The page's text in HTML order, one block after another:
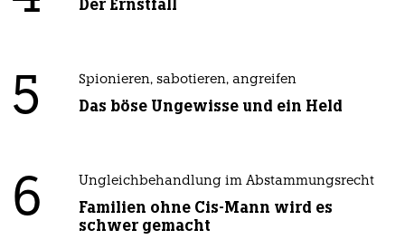
Der Ernstfall
5 Spionieren, sabotieren, angreifen
Das böse Ungewisse und ein Held
6 Ungleichbehandlung im Abstammungsrecht
Familien ohne Cis-Mann wird es
schwer gemacht